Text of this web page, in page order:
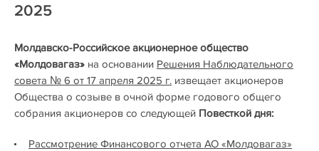
2025
Молдавско-Российское акционерное общество
«Молдовагаз» на основании Решения Наблюдательного
совета № 6 от 17 апреля 2025 г. извещает акционеров
Общества о созыве в очной форме годового общего
собрания акционеров со следующей Повесткой дня:
Рассмотрение Финансового отчета АО «Молдовагаз»